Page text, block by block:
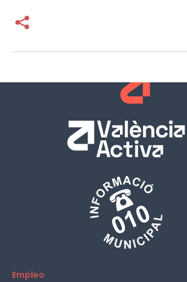
Empleo